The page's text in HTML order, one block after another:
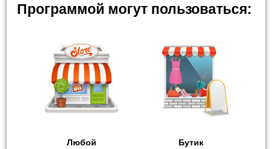
Программой могут пользоваться:
Любой
Бутик